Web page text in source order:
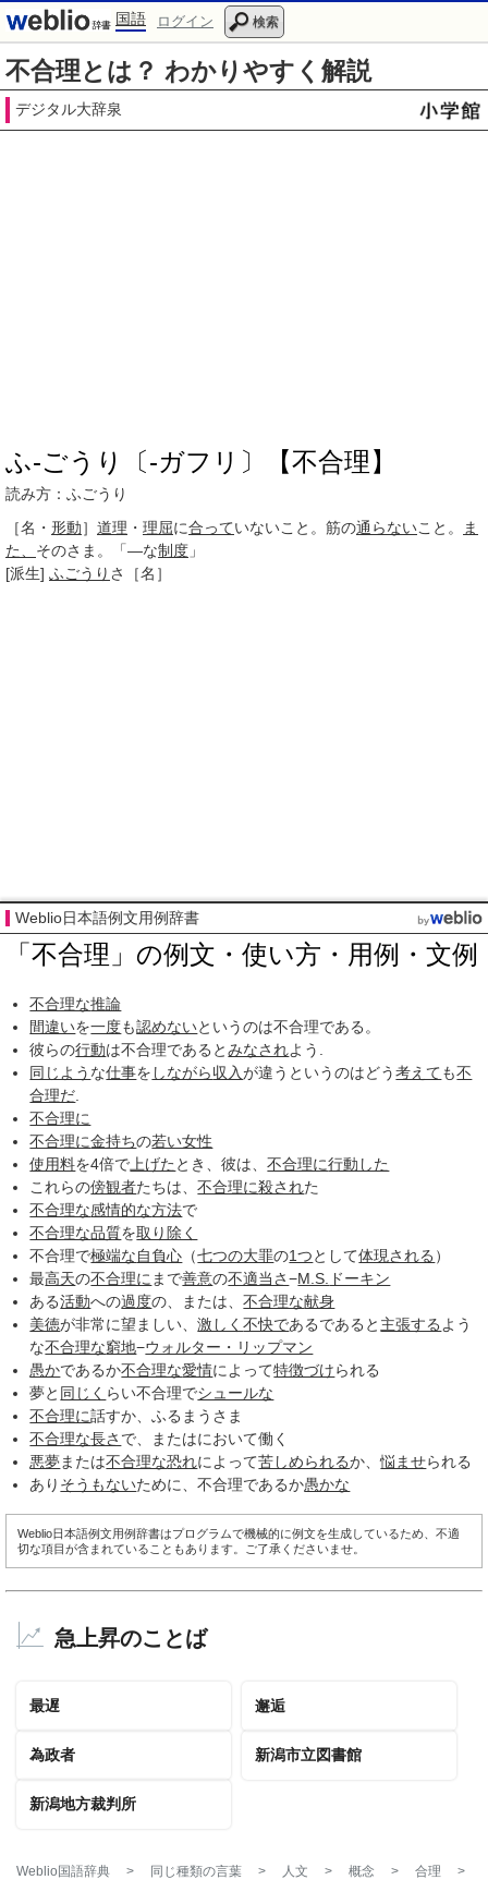
国語 ログイン 検索
不合理とは？ わかりやすく解説
デジタル大辞泉
ふ‐ごうり〔‐ガフリ〕【不合理】
読み方：ふごうり
［名・ 形動］ 道理 ・ 理屈に合っていないこと。筋の通らないこと。
ま
た、 そのさま。「―な制度 」
[派生] ふごうり さ ［名］
Weblio日本語例文用例辞書
「不合理」の例文・使い方・用例・文例
不合理な推論
間違いを一度も認めないというのは不合理である。
彼らの行動は不合理であるとみなされよう.
同じよう な仕事を しながら収入が違うというのはどう考えても不
合理だ
不合理に
不合理に金持ちの若い女性
使用料を4倍で 上げた とき、彼は、不合理に行動した
これらの傍観者たちは、不合理に殺された
不合理な感情的な方法で
不合理な品質を取り除く
不合理で極端な自負心 （七つの大罪の1つとして体現される ）
最高天の不合理に まで善意の不適当さ−M.S. ドーキン
ある活動への過度の、または、不合理な献身
美徳が非常に望ましい、激しく不快であるであると 主張する よう
な不合理な窮地−ウォルター・リップマン
愚かであるか不合理な愛情によって特徴づけられる
夢と 同じく らい不合理でシュールな
不合理に話すか、ふるまうさま
不合理な長さ で、またはにおいて働く
悪夢または不合理な恐れによって苦しめられるか、悩ませられる
あり そうもないために、不合理であるか愚かな
Weblio日本語例文用例辞書はプログラムで機械的に例文を生成しているため、不適
切な項目が含まれていることもあります。ご了承くださいませ。
急上昇のことば
最遅 邂逅
為政者 新潟市立図書館
新潟地方裁判所
Weblio国語辞典 > 同じ種類の言葉 > 人文 > 概念 > 合理
>